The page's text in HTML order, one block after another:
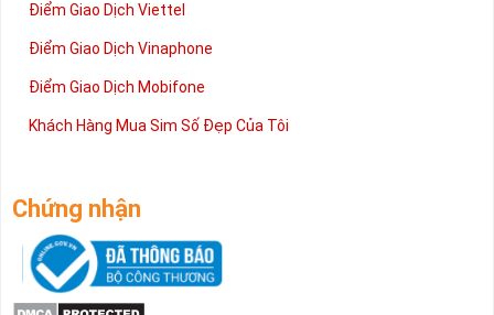
Điểm Giao Dịch Viettel
Điểm Giao Dịch Vinaphone
Điểm Giao Dịch Mobifone
Khách Hàng Mua Sim Số Đẹp Của Tôi
Chứng nhận